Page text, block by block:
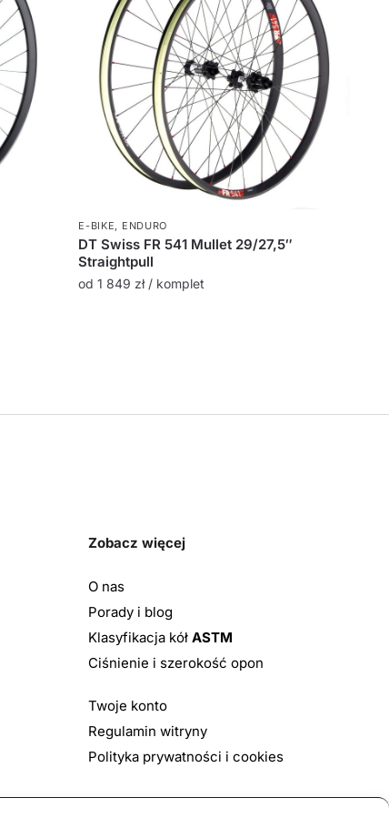
E-BIKE ENDURO
DT Swiss FR 541 Mullet 29/27,5″
Straightpull
od1 849 zł/ komplet
Zobacz więcej
O nas
Porady i blog
Klasyfikacja kół ASTM
Ciśnienie i szerokość opon
Twoje konto
Regulamin witryny
Polityka prywatności i cookies